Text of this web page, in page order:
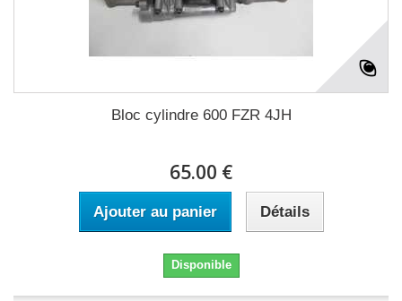
Bloc cylindre 600 FZR 4JH
65.00 €
Ajouter au panier Détails
Disponible